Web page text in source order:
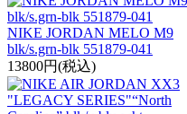
NIKE JORDAN MELO M9
blk/s.grn-blk 551879-041
13800円(税込)